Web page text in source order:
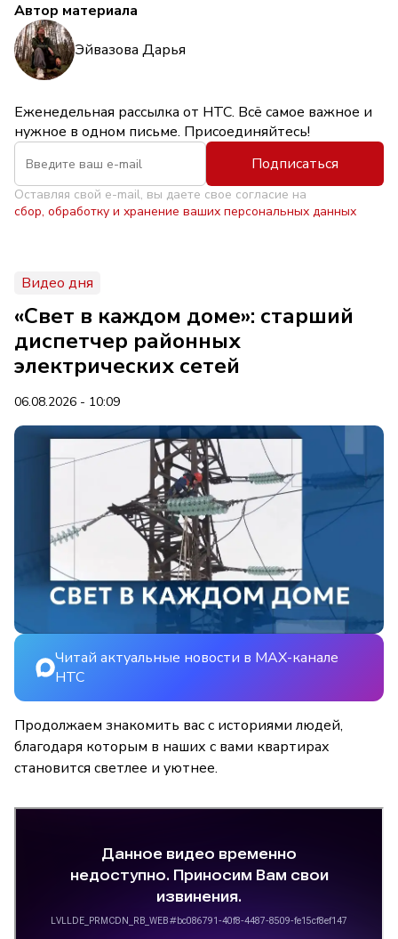
Автор материала
Эйвазова Дарья
Еженедельная рассылка от НТС. Всё самое важное и
нужное в одном письме. Присоединяйтесь!
Подписаться
Оставляя свой e-mail, вы даете свое согласие на
сбор, обработку и хранение ваших персональных данных
Видео дня
«Свет в каждом доме»: старший
диспетчер районных
электрических сетей
06.08.2026 - 10:09
Читай актуальные новости в MAX-канале
НТС
Продолжаем знакомить вас с историями людей,
благодаря которым в наших с вами квартирах
становится светлее и уютнее.